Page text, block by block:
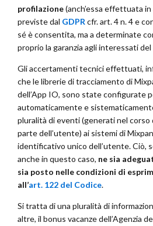
profilazione(anch’essa effettuata
previste dal GDPR cfr. art. 4 n. 4 e
sé è consentita, ma a determinate
proprio la garanzia agli interessati
Gli accertamenti tecnici effettuati,
che le librerie di tracciamento di
dell’App IO, sono state configurate
automaticamente e
pluralità di eventi (generati nel corso
parte dell’utente) ai sistemi di
identificativo unico dell’utente. Ciò,
anche in questo caso, ne sia
sia posto nelle condizioni di
all’art. 122 del Codice.
Si tratta di una pluralità di
altre, il bonus vacanze dell’Agenzia